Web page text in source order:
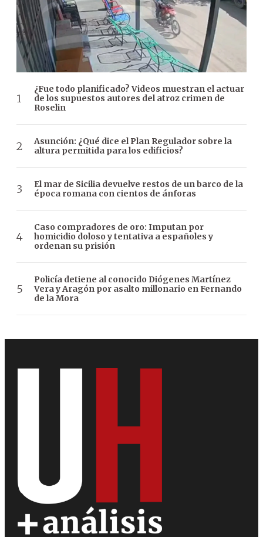
¿Fue todo planificado? Videos muestran el actuar
de los supuestos autores del atroz crimen de
Roselin
Asunción: ¿Qué dice el Plan Regulador sobre la
altura permitida para los edificios?
El mar de Sicilia devuelve restos de un barco de la
época romana con cientos de ánforas
Caso compradores de oro: Imputan por
homicidio doloso y tentativa a españoles y
ordenan su prisión
Policía detiene al conocido Diógenes Martínez
Vera y Aragón por asalto millonario en Fernando
de la Mora